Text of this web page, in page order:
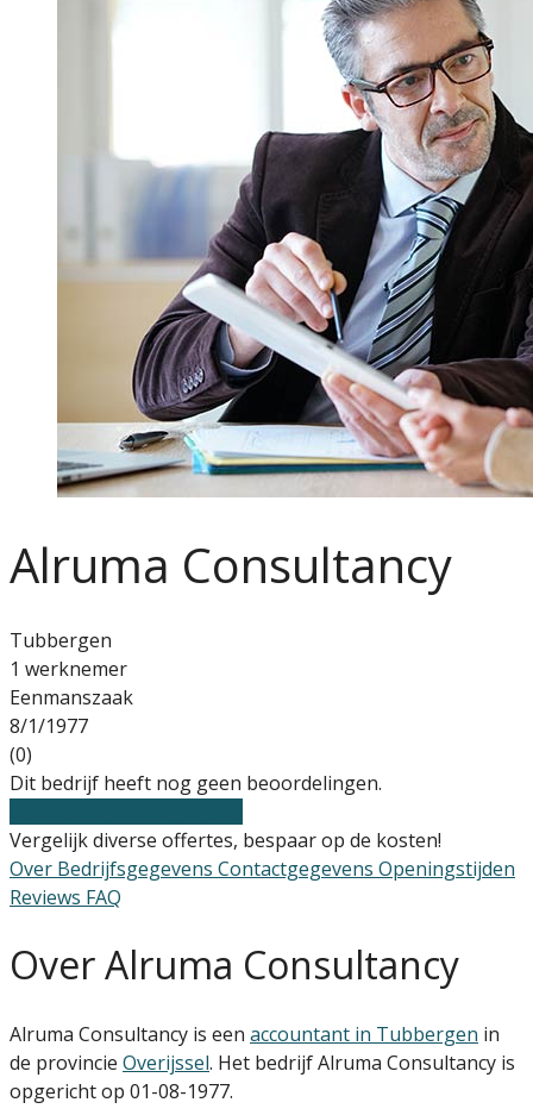
Alruma Consultancy
Tubbergen
1 werknemer
Eenmanszaak
8/1/1977
(0)
Dit bedrijf heeft nog geen beoordelingen.
Vergelijk diverse offertes, bespaar op de kosten!
Over Bedrijfsgegevens Contactgegevens Openingstijden
Reviews FAQ
Over Alruma Consultancy
Alruma Consultancy is een accountant in Tubbergen in
de provincie Overijssel. Het bedrijf Alruma Consultancy is
opgericht op 01-08-1977.